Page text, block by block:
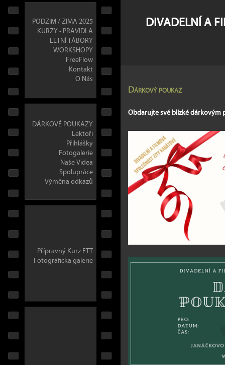
PODZIM / ZIMA 2025
KURZY - PRAVIDLA
LETNÍ TÁBORY
WORKSHOPY
FreeFlow
Kontakt
O Nás
DÁRKOVÉ POUKAZY
Lektoři
Přihlášky
Fotogalerie
Naše Videa
Spolupráce
Výměna odkazů
Přípravný Kurz FTT
Fotograficka galerie
DIVADELNÍ A
Dárkový poukaz
Obdarujte své blízké dárkovým